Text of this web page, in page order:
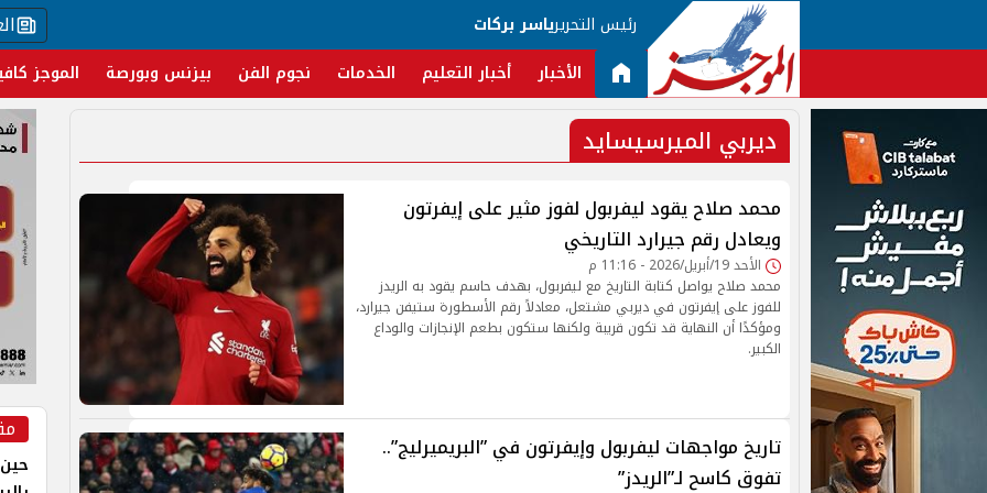
رئيس التحريرياسر بركات
الأخبار أخبار التعليم الخدمات نجوم الفن بيزنس وبورصة الموجز
ديربي الميرسيسايد
محمد صلاح يقود ليفربول لفوز مثير على إيفرتون
ويعادل رقم جيرارد التاريخي
الأحد 19/أبريل/2026 - 11:16 م
محمد صلاح يواصل كتابة التاريخ مع ليفربول، بهدف حاسم يقود به الريدز
للفوز على إيفرتون في ديربي مشتعل، معادلاً رقم الأسطورة ستيفن جيرارد،
ومؤكدًا أن النهاية قد تكون قريبة ولكنها ستكون بطعم الإنجازات والوداع
الكبير.
تاريخ مواجهات ليفربول وإيفرتون في ”البريميرليج”..
تفوق كاسح لـ”الريدز”